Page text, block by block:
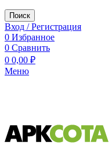
Поиск
Вход / Регистрация
0 Избранное
0 Сравнить
0 0,00 ₽
Меню